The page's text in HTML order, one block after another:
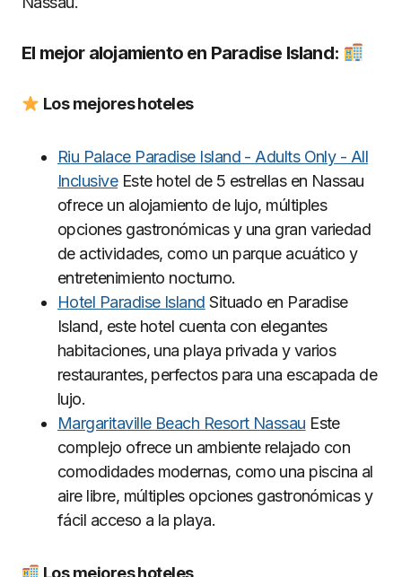
El mejor alojamiento en Paradise Island:
Los mejores hoteles
Riu Palace Paradise Island - Adults Only - All
InclusiveEste hotel de 5 estrellas en Nassau
ofrece un alojamiento de lujo, múltiples
opciones gastronómicas y una gran variedad
de actividades, como un parque acuático y
entretenimiento nocturno.
Hotel Paradise Island Situado en Paradise
Island, este hotel cuenta con elegantes
habitaciones, una playa privada y varios
restaurantes, perfectos para una escapada de
lujo.
Margaritaville Beach Resort Nassau Este
complejo ofrece un ambiente relajado con
comodidades modernas, como una piscina al
aire libre, múltiples opciones gastronómicas y
fácil acceso a la playa.
Los mejores hoteles